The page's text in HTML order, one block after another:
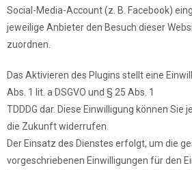
Social-Media-Account (z. B. Facebook)
jeweilige Anbieter den Besuch dieser
zuordnen.
Das Aktivieren des Plugins stellt eine
Abs. 1 lit. a DSGVO und § 25 Abs. 1
TDDDG dar. Diese Einwilligung können
die Zukunft widerrufen.
Der Einsatz des Dienstes erfolgt, um die
vorgeschriebenen Einwilligungen für den